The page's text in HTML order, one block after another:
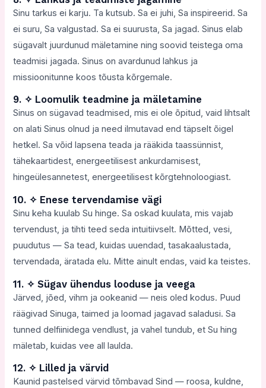
Sinu tarkus ei karju. Ta kutsub. Sa ei juhi, Sa inspireerid. Sa
ei suru, Sa valgustad. Sa ei suurusta, Sa jagad. Sinus elab
sügavalt juurdunud mäletamine ning soovid teistega oma
teadmisi jagada. Sinus on avardunud lahkus ja
missioonitunne koos tõusta kõrgemale.
9. ✧ Loomulik teadmine ja mäletamine
Sinus on sügavad teadmised, mis ei ole õpitud, vaid lihtsalt
on alati Sinus olnud ja need ilmutavad end täpselt õigel
hetkel. Sa võid lapsena teada ja rääkida taassünnist,
tähekaartidest, energeetilisest ankurdamisest,
hingeülesannetest, energeetilisest kõrgtehnoloogiast.
10. ✧ Enese tervendamise vägi
Sinu keha kuulab Su hinge. Sa oskad kuulata, mis vajab
tervendust, ja tihti teed seda intuitiivselt. Mõtted, vesi,
puudutus — Sa tead, kuidas uuendad, tasakaalustada,
tervendada, äratada elu. Mitte ainult endas, vaid ka teistes.
11. ✧ Sügav ühendus looduse ja veega
Järved, jõed, vihm ja ookeanid — neis oled kodus. Puud
räägivad Sinuga, taimed ja loomad jagavad saladusi. Sa
tunned delfiinidega vendlust, ja vahel tundub, et Su hing
mäletab, kuidas vee all laulda.
12. ✧ Lilled ja värvid
Kaunid pastelsed värvid tõmbavad Sind — roosa, kuldne,